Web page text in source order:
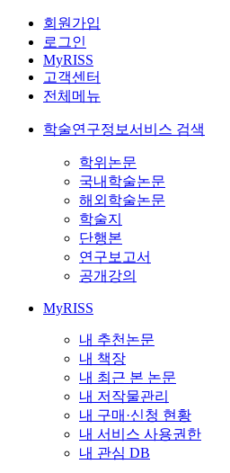
회원가입
로그인
MyRISS
고객센터
전체메뉴
학술연구정보서비스 검색
학위논문
국내학술논문
해외학술논문
학술지
단행본
연구보고서
공개강의
MyRISS
내 추천논문
내 책장
내 최근 본 논문
내 저작물관리
내 구매·신청 현황
내 서비스 사용권한
내 관심 DB